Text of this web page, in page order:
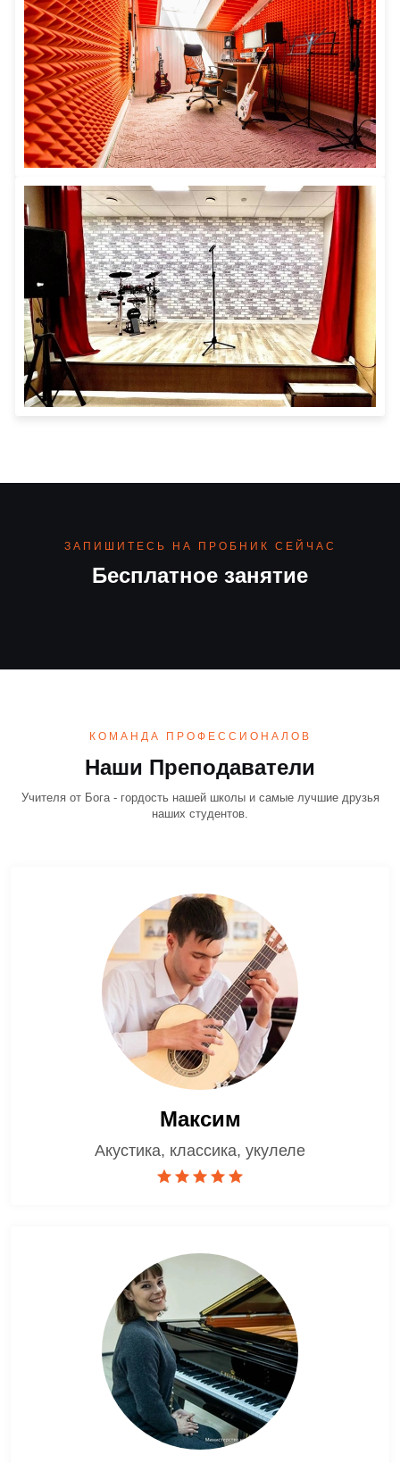
Бесплатное занятие
ЗАПИШИТЕСЬ НА ПРОБНИК СЕЙЧАС
КОМАНДА ПРОФЕССИОНАЛОВ
Наши Преподаватели
Учителя от Бога - гордость нашей школы и самые лучшие друзья
наших студентов.
Максим
Акустика, классика, укулеле